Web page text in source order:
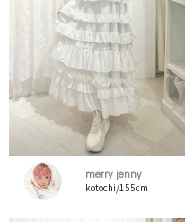
merry jenny
kotochi/155cm